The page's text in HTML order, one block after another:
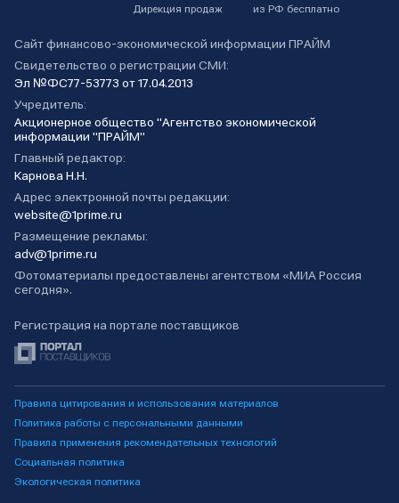
Дирекция продаж из РФ бесплатно
Сайт финансово-экономической информации ПРАЙМ
Свидетельство о регистрации СМИ:
Эл №ФС77-53773 от 17.04.2013
Учредитель:
Акционерное общество "Агентство экономической
информации "ПРАЙМ"
Главный редактор:
Карнова Н.Н.
Адрес электронной почты редакции:
website@1prime.ru
Размещение рекламы:
adv@1prime.ru
Фотоматериалы предоставлены агентством «МИА Россия
сегодня».
Регистрация на портале поставщиков
Правила цитирования и использования материалов
Политика работы с персональными данными
Правила применения рекомендательных технологий
Социальная политика
Экологическая политика